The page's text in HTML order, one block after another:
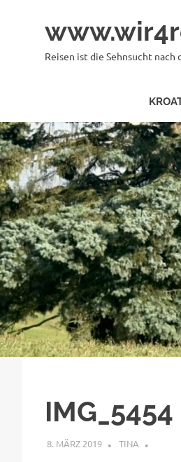
Reisen ist die Sehnsucht nach
IMG_5454
8. MÄRZ 2019 TINA